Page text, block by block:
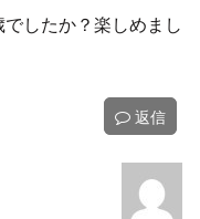
したか？楽しめまし
返信